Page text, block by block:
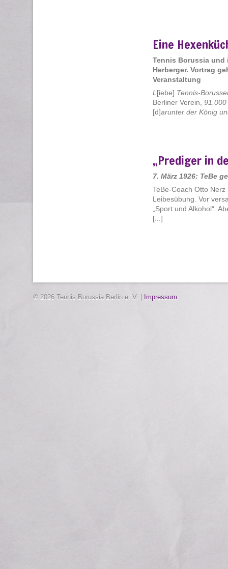
Eine
Tennis Borussia und
Herberger. Vortrag
Veranstaltung
L [iebe] Tennis-
Berliner Verein, 91.000
[d]arunter der König
„Prediger in
7. März 1926: TeBe
TeBe-Coach Otto
Leibesübung. Vor
„Sport und Alkohol“.
[...]
© 2026 Tennis Borussia Berlin e. V. | Impressum